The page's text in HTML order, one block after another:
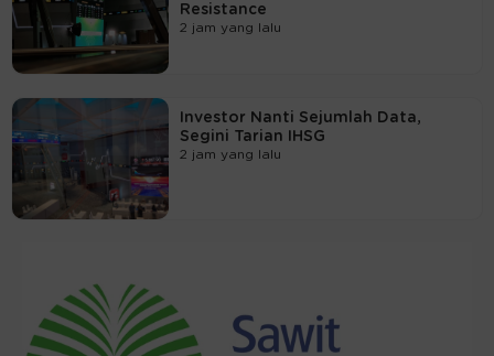
Resistance
2 jam yang lalu
Investor Nanti Sejumlah Data,
Segini Tarian IHSG
2 jam yang lalu